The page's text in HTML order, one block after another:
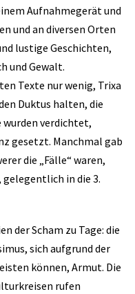
Aufnahmegerät und
und an diversen Orten
lustige Geschichten,
und Gewalt.
Texte nur wenig, Trixa
Duktus halten, die
wurden verdichtet,
gesetzt. Manchmal gab
die „Fälle“ waren,
in die 3.
der Scham zu Tage: die
sich aufgrund der
können, Armut. Die
rufen